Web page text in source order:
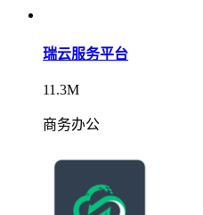
瑞云服务平台
11.3M
商务办公